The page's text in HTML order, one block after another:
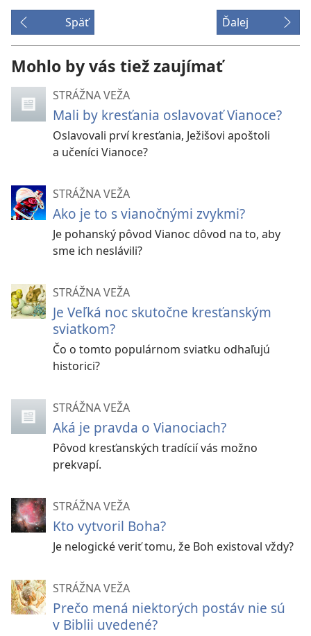
Späť Ďalej
Mohlo by vás tiež zaujímať
STRÁŽNA VEŽA
Mali by kresťania oslavovať Vianoce?
Oslavovali prví kresťania, Ježišovi apoštoli
a učeníci Vianoce?
STRÁŽNA VEŽA
Ako je to s vianočnými zvykmi?
Je pohanský pôvod Vianoc dôvod na to, aby
sme ich neslávili?
STRÁŽNA VEŽA
Je Veľká noc skutočne kresťanským
sviatkom?
Čo o tomto populárnom sviatku odhaľujú
historici?
STRÁŽNA VEŽA
Aká je pravda o Vianociach?
Pôvod kresťanských tradícií vás možno
prekvapí.
STRÁŽNA VEŽA
Kto vytvoril Boha?
Je nelogické veriť tomu, že Boh existoval vždy?
STRÁŽNA VEŽA
Prečo mená niektorých postáv nie sú
v Biblii uvedené?